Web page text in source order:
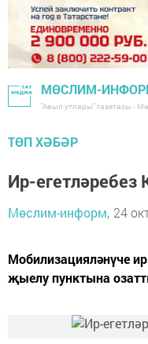
МӨСЛИМ-
"Авыл утлары" газетасы -
ТӨП ХӘБӘР
Ир-егетләребез
Мөслим-информ, 24
Мобилизацияләнүче
җыелу пунктына